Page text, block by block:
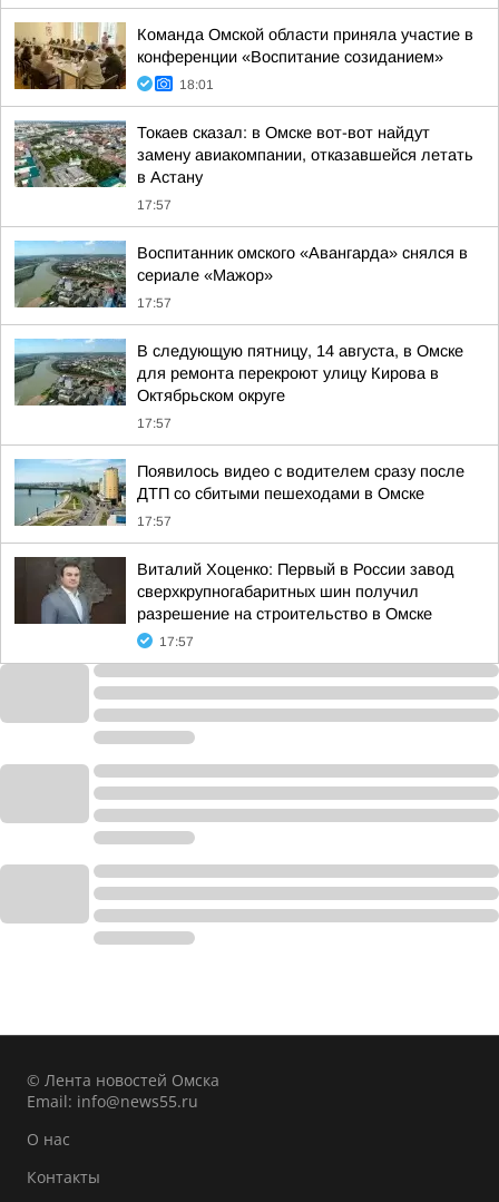
Команда Омской области приняла участие в
конференции «Воспитание созиданием»
18:01
Токаев сказал: в Омске вот-вот найдут
замену авиакомпании, отказавшейся летать
в Астану
17:57
Воспитанник омского «Авангарда» снялся в
сериале «Мажор»
17:57
В следующую пятницу, 14 августа, в Омске
для ремонта перекроют улицу Кирова в
Октябрьском округе
17:57
Появилось видео с водителем сразу после
ДТП со сбитыми пешеходами в Омске
17:57
Виталий Хоценко: Первый в России завод
сверхкрупногабаритных шин получил
разрешение на строительство в Омске
17:57
© Лента новостей Омска
Email: info@news55.ru
О нас
Контакты